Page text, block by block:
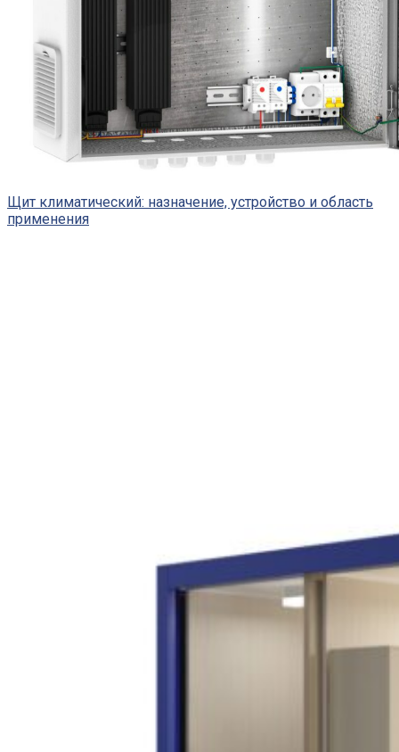
Щит климатический: назначение, устройство и область
применения